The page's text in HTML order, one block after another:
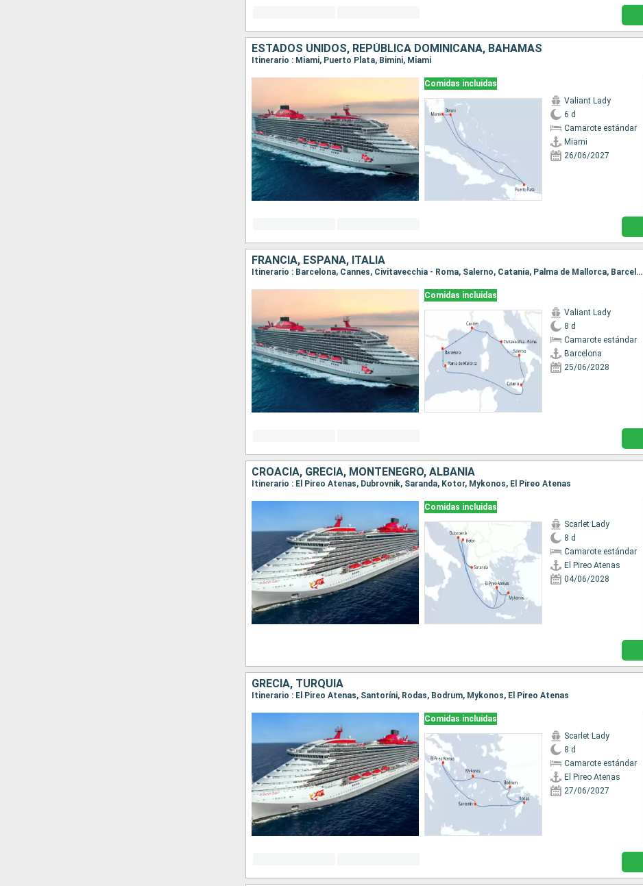
ESTADOS UNIDOS, REPÚBLICA DOMINICANA, BAHAMAS
Itinerario : Miami, Puerto Plata, Bimini, Miami
Comidas incluidas
Valiant Lady
6 d
Camarote estándar
Miami
26/06/2027
FRANCIA, ESPAÑA, ITALIA
Itinerario : Barcelona, Cannes, Civitavecchia - Roma, Salerno, Catania, Palma de Mallorca, Barcelona
Comidas incluidas
Valiant Lady
8 d
Camarote estándar
Barcelona
25/06/2028
CROACIA, GRECIA, MONTENEGRO, ALBANIA
Itinerario : El Pireo Atenas, Dubrovnik, Saranda, Kotor, Mykonos, El Pireo Atenas
Comidas incluidas
Scarlet Lady
8 d
Camarote estándar
El Pireo Atenas
04/06/2028
GRECIA, TURQUÍA
Itinerario : El Pireo Atenas, Santoríni, Rodas, Bodrum, Mykonos, El Pireo Atenas
Comidas incluidas
Scarlet Lady
8 d
Camarote estándar
El Pireo Atenas
27/06/2027